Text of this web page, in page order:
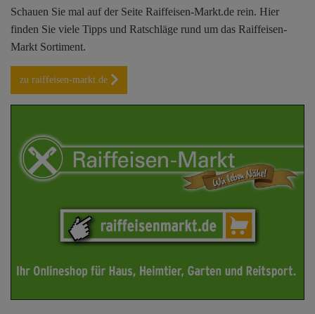
Schauen Sie mal auf der Seite Raiffeisen-Markt.de rein. Hier
finden Sie viele Tipps und Ratschläge rund um das Raiffeisen-
Markt Sortiment.
zu raiffeisen-markt.de